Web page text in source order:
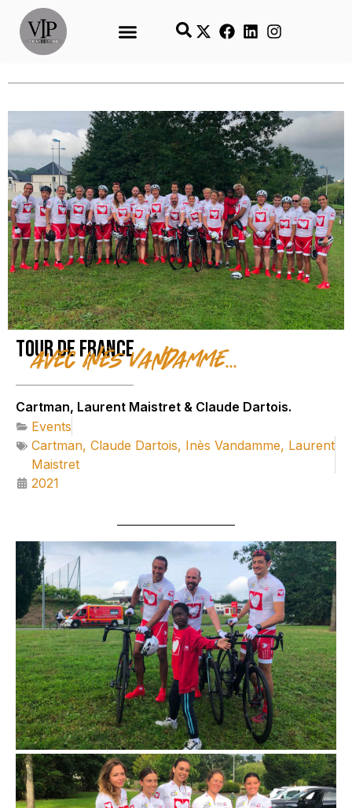
Tour de France
avec Inès Vandamme...
Cartman, Laurent Maistret & Claude Dartois.
Events
Cartman, Claude Dartois, Inès Vandamme, Laurent
Maistret
2021